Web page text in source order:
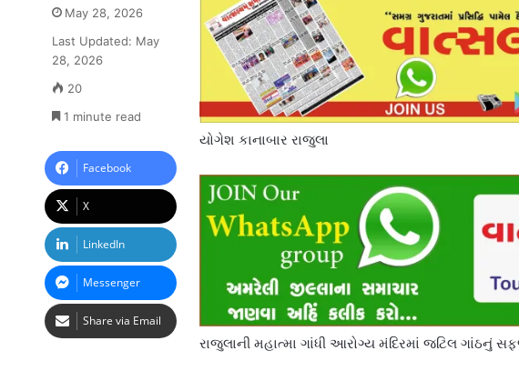
યોગેશ કાનાબાર રાજુલા
રાજુલાની મહાત્મા ગાંધી આરોગ્ય મંદિરમાં જટિલ ગાંઠનું
May 28, 2026
Last Updated: May
28, 2026
20
1 minute read
Facebook
X
LinkedIn
Messenger
Share via Email